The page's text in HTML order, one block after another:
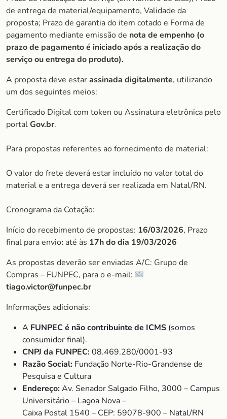
de entrega de material/equipamento, Validade da
proposta; Prazo de garantia do item cotado e Forma de
pagamento mediante emissão de nota de empenho (o
prazo de pagamento é iniciado após a realização do
serviço ou entrega do produto).
A proposta deve estarassinada digitalmente, utilizando
um dos seguintes meios:
Certificado Digital com token ou Assinatura eletrônica pelo
portalGov.br.
Para propostas referentes ao fornecimento de material:
O valor do frete deverá estar incluído no valor total do
material e a entrega deverá ser realizada em Natal/RN.
Cronograma da Cotação:
Início do recebimento de propostas: 16/03/2026, Prazo
final para envio: até às 17h do dia 19/03/2026
As propostas deverão ser enviadas A/C: Grupo de
Compras – FUNPEC, para o e-mail:
tiago.victor@funpec.br
Informações adicionais:
A FUNPEC é não contribuinte de ICMS (somos
consumidor final).
CNPJ da FUNPEC:08.469.280/0001-93
Razão Social: Fundação Norte-Rio-Grandense de
Pesquisa e Cultura
Endereço:Av. Senador Salgado Filho, 3000 – Campus
Universitário – Lagoa Nova –
Caixa Postal 1540 – CEP: 59078-900 – Natal/RN